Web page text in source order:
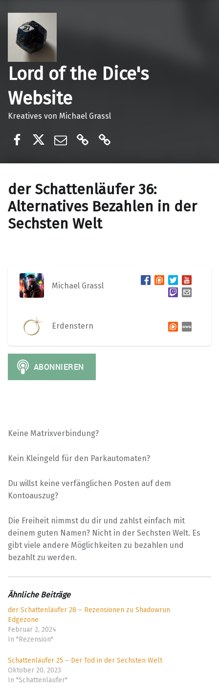
Lord of the Dice's
Website
Kreatives von Michael Grassl
der Schattenläufer 36:
Alternatives Bezahlen in der
Sechsten Welt
Michael Grassl
Erdenstern
Keine Matrixverbindung?
Kein Kleingeld für den Parkautomaten?
Du willst keine verfänglichen Posten auf dem
Kontoauszug?
Die Freiheit nimmst du dir und zahlst einfach mit
deinem guten Namen? Nicht in der Sechsten Welt. Es
gibt viele andere Möglichkeiten zu bezahlen und
bezahlt zu werden.
Ähnliche Beiträge
der Schattenläufer 28 – Rezensionen zu Shadowrun
Edgezone
Februar 2, 2024
In "Rezension"
Schattenläufer 25 – Der Tod in der Sechsten Welt
Oktober 20, 2023
In "Schattenläufer"